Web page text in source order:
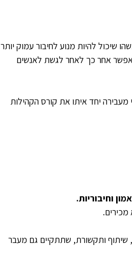
שיכול להיות מנוע לחיבור עמוק יותר
אחר כך לאחר לגשת לאנשים
יחד איתו את קורס הקהילות
וחיבוריות.
שיתוף ותקשורת, שתתקיים גם מעבר